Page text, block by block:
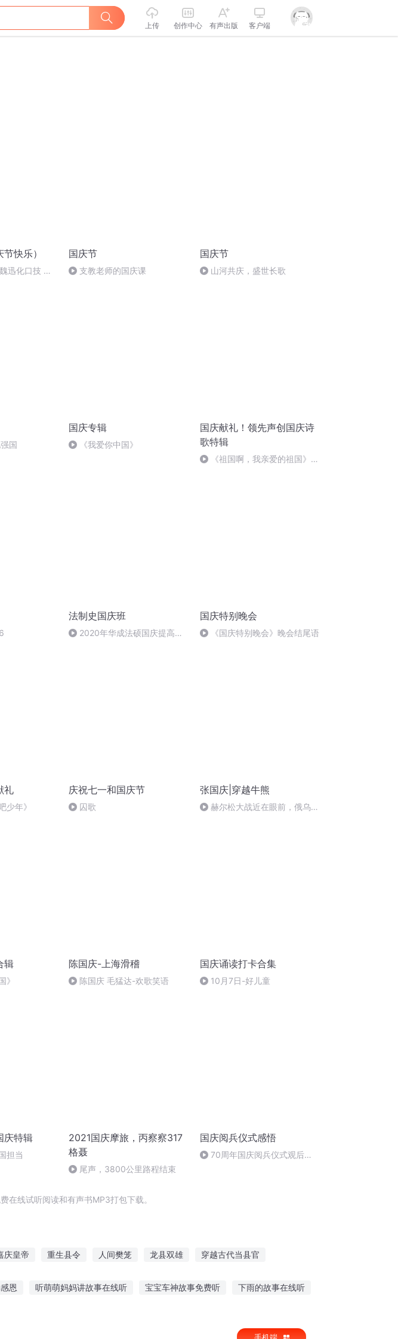
上传 创作中心 有声出版 客户端
快乐）
迅化口技 二
国庆节
支教老师的国庆课
国庆节
山河共庆，盛世长歌
国
国庆专辑
《我爱你中国》
国庆献礼！领先声创国庆诗
歌特辑
《祖国啊，我亲爱的祖国》温
法制史国庆班
2020年华成法硕国庆提高班
国庆特别晚会
《国庆特别晚会》晚会结尾语
礼
少年》
庆祝七一和国庆节
囚歌
张国庆|穿越牛熊
赫尔松大战近在眼前，俄乌冲
辑
》
陈国庆-上海滑稽
陈国庆 毛猛达-欢歌笑语
国庆诵读打卡合集
10月7日-好儿童
庆特辑
担当
2021国庆摩旅，丙察察317
格聂
尾声，3800公里路程结束
国庆阅兵仪式感悟
70周年国庆阅兵仪式观后感
在线试听阅读和有声书MP3打包下载。
庆皇帝 重生县令 人间樊笼 龙县双雄 穿越古代当县官
恩 听萌萌妈妈讲故事在线听 宝宝车神故事免费听 下雨的故事在线听